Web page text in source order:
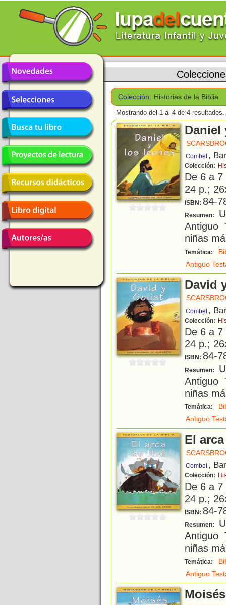
Colección: Historias de la Biblia
Mostrando del 1 al 4 de 4 resultados.
Combel ,
Colección:
De 6 a
24 p.;
ISBN: 84-
Resumen:
Antiguo
niñas
Temática:
Antiguo
David
Combel ,
Colección:
De 6 a
24 p.;
ISBN: 84-
Resumen:
Antiguo
niñas
Temática:
Antiguo
El
Combel ,
Colección:
De 6 a
24 p.;
ISBN: 84-
Resumen:
Antiguo
niñas
Temática:
Antiguo